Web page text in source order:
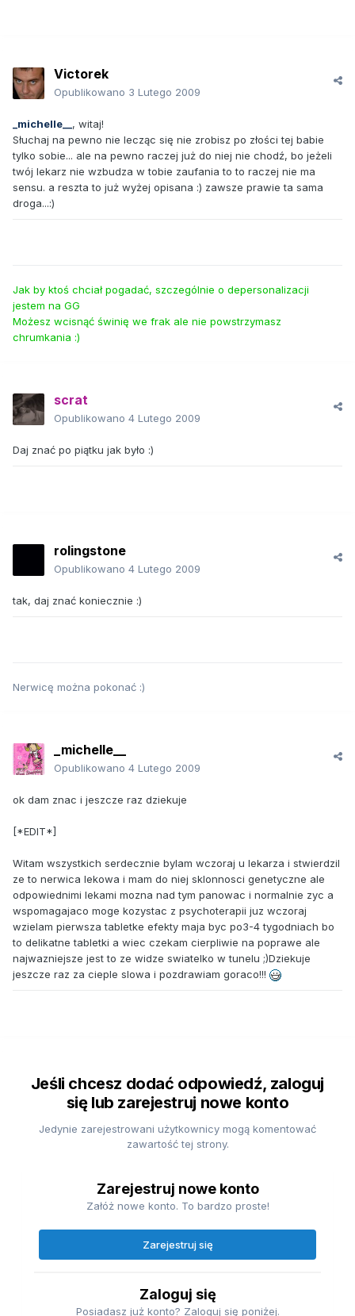
Victorek
Opublikowano 3 Lutego 2009
_michelle__, witaj!
Słuchaj na pewno nie lecząc się nie zrobisz po złości tej babie
tylko sobie... ale na pewno raczej już do niej nie chodź, bo jeżeli
twój lekarz nie wzbudza w tobie zaufania to to raczej nie ma
sensu. a reszta to już wyżej opisana :) zawsze prawie ta sama
droga...:)
Jak by ktoś chciał pogadać, szczególnie o depersonalizacji
jestem na GG
Możesz wcisnąć świnię we frak ale nie powstrzymasz
chrumkania :)
scrat
Opublikowano 4 Lutego 2009
Daj znać po piątku jak było :)
rolingstone
Opublikowano 4 Lutego 2009
tak, daj znać koniecznie :)
Nerwicę można pokonać :)
_michelle__
Opublikowano 4 Lutego 2009
ok dam znac i jeszcze raz dziekuje
[*EDIT*]
Witam wszystkich serdecznie bylam wczoraj u lekarza i stwierdzil
ze to nerwica lekowa i mam do niej sklonnosci genetyczne ale
odpowiednimi lekami mozna nad tym panowac i normalnie zyc a
wspomagajaco moge kozystac z psychoterapii juz wczoraj
wzielam pierwsza tabletke efekty maja byc po3-4 tygodniach bo
to delikatne tabletki a wiec czekam cierpliwie na poprawe ale
najwazniejsze jest to ze widze swiatelko w tunelu ;)Dziekuje
jeszcze raz za cieple slowa i pozdrawiam goraco!!!
Jeśli chcesz dodać odpowiedź, zaloguj
się lub zarejestruj nowe konto
Jedynie zarejestrowani użytkownicy mogą komentować
zawartość tej strony.
Zarejestruj nowe konto
Załóż nowe konto. To bardzo proste!
Zarejestruj się
Zaloguj się
Posiadasz już konto? Zaloguj się poniżej.